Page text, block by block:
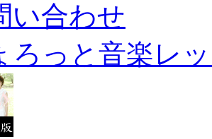
い合わせ
ろっと音楽レ